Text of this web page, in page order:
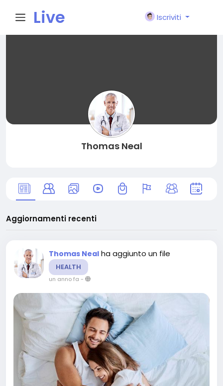
Live
Iscriviti
Thomas Neal
Aggiornamenti recenti
Thomas Neal ha aggiunto un file
HEALTH
un anno fa -